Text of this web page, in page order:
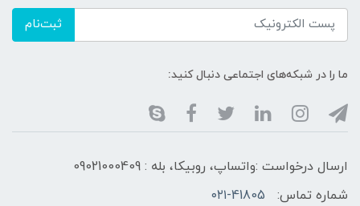
ثبت‌نام
ما را در شبکه‌های اجتماعی دنبال کنید:
ارسال درخواست :واتساپ، روبیکا، بله : 09021000409
شماره تماس:
۰۲۱-41805